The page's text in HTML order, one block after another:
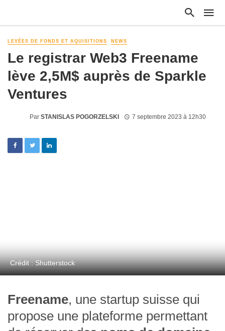
LEVÉES DE FONDS ET AQUISITIONS NEWS
Le registrar Web3 Freename
lève 2,5M$ auprès de Sparkle
Ventures
Par STANISLAS POGORZELSKI 7 septembre 2023 à 12h30
Crédit : Shutterstock
Freename, une startup suisse qui
propose une plateforme permettant